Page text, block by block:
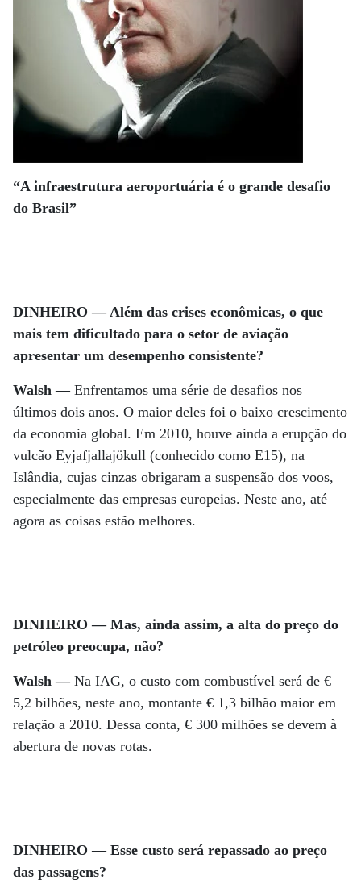
“A infraestrutura aeroportuária é o grande desafio
do Brasil”
DINHEIRO — Além das crises econômicas, o que
mais tem dificultado para o setor de aviação
apresentar um desempenho consistente?
Walsh — Enfrentamos uma série de desafios nos
últimos dois anos. O maior deles foi o baixo crescimento
da economia global. Em 2010, houve ainda a erupção do
vulcão Eyjafjallajökull (conhecido como E15), na
Islândia, cujas cinzas obrigaram a suspensão dos voos,
especialmente das empresas europeias. Neste ano, até
agora as coisas estão melhores.
DINHEIRO — Mas, ainda assim, a alta do preço do
petróleo preocupa, não?
Walsh —Na IAG, o custo com combustível será de €
5,2 bilhões, neste ano, montante € 1,3 bilhão maior em
relação a 2010. Dessa conta, € 300 milhões se devem à
abertura de novas rotas.
DINHEIRO — Esse custo será repassado ao preço
das passagens?